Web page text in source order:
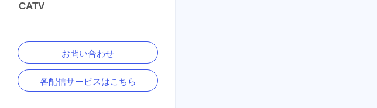
CATV
お問い合わせ
各配信サービスはこちら